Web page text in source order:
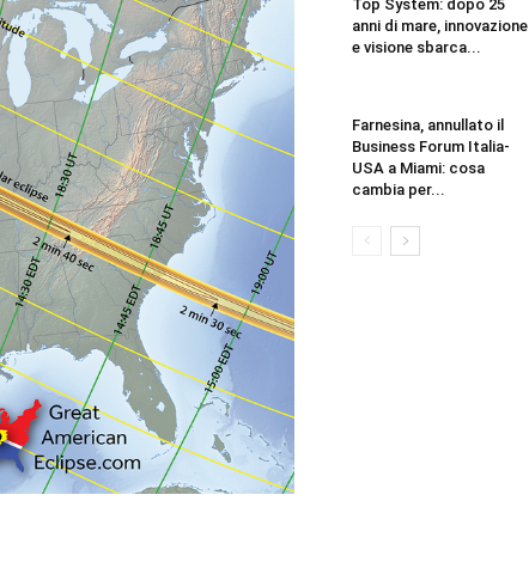
Top System: dopo 25
anni di mare, innovazione
e visione sbarca...
Farnesina, annullato il
Business Forum Italia-
USA a Miami: cosa
cambia per...